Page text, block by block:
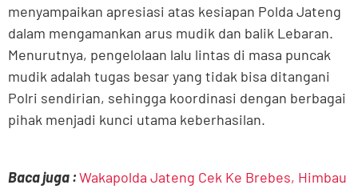
menyampaikan apresiasi atas kesiapan Polda Jateng
dalam mengamankan arus mudik dan balik Lebaran.
Menurutnya, pengelolaan lalu lintas di masa puncak
mudik adalah tugas besar yang tidak bisa ditangani
Polri sendirian, sehingga koordinasi dengan berbagai
pihak menjadi kunci utama keberhasilan.
Baca juga :Wakapolda Jateng Cek Ke Brebes, Himbau